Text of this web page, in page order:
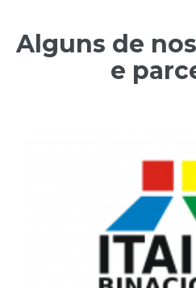
Alguns de
e